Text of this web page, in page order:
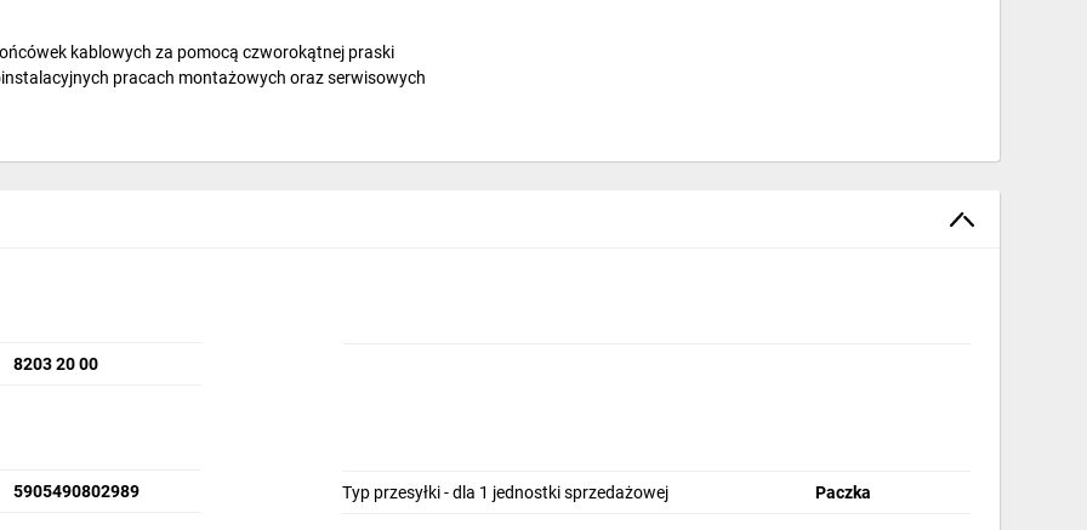
kablowych za pomocą czworokątnej praski
pracach montażowych oraz serwisowych
8203 20 00
5905490802989 Typ przesyłki - dla 1 jednostki sprzedażowej Paczka